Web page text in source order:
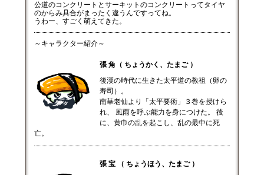
公道のコンクリートとサーキットのコンクリートってタイヤ
のからみ具合がまったく違うんですってね。
うわー、すごく萌えてきた。
～キャラクター紹介～
張 角（ ちょうかく、たまご ）
後漢の時代に生きた太平道の教祖（卵の
寿司）。
南華老仙より「太平要術」３巻を授けら
れ、 風雨を呼ぶ能力を身につけた。 後
に、黄巾の乱を起こし、乱の最中に死
亡。
張 宝 （ ちょうほう、たまご ）